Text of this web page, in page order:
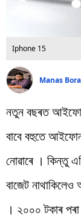
Iphone 15
Manas
নতুন বছৰত আইফোন
বাবে বহুতে
নোৱাৰে । কিন্তু
বাজেট
। ২০০০ টকাৰ